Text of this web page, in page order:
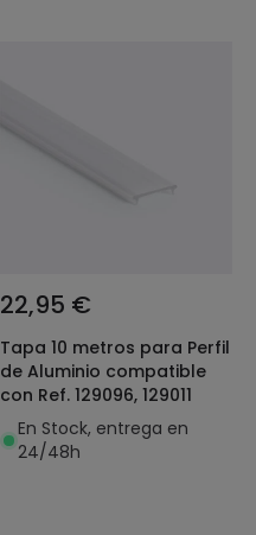
22,95 €
Tapa 10 metros para Perfil
de Aluminio compatible
con Ref. 129096, 129011
En Stock, entrega en
24/48h